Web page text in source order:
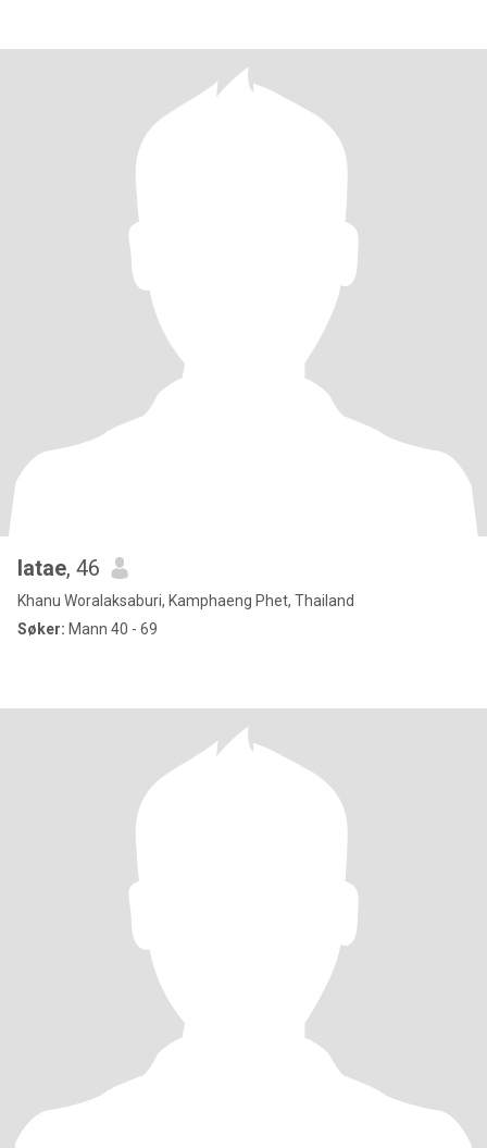
latae, 46
Khanu Woralaksaburi, Kamphaeng Phet, Thailand
Søker: Mann 40 - 69